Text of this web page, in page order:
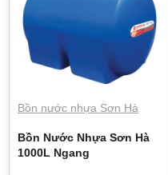
Bồn nước nhựa Sơn Hà
Bồn Nước Nhựa Sơn Hà
1000L Ngang